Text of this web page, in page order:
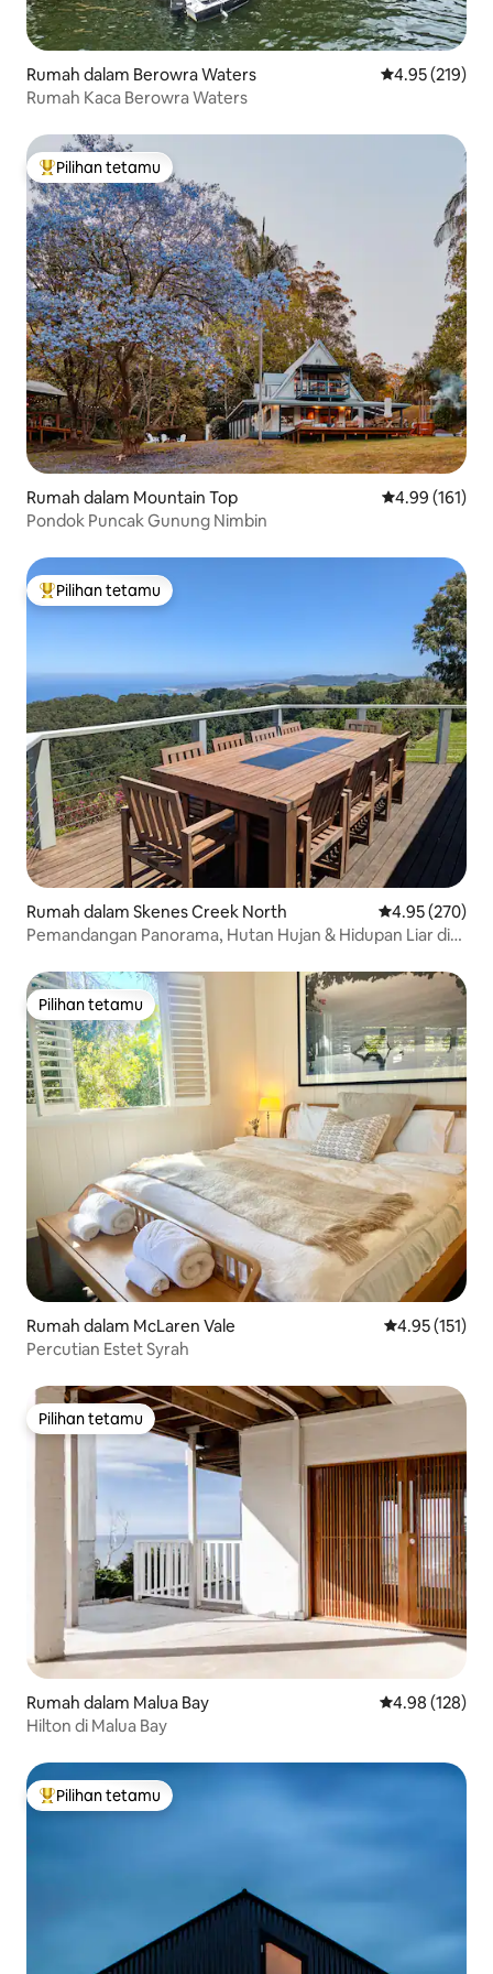
Rumah dalam Berowra Waters Penarafan
4.95 (219)
Rumah Kaca Berowra Waters
Pilihan utama tetamu
Pilihan tetamu
Rumah dalam Mountain Top Penarafan
4.99 (161)
Pondok Puncak Gunung Nimbin
Pilihan utama tetamu
Pilihan tetamu
Rumah dalam Skenes Creek North Penarafan
4.95 (270)
Pemandangan Panorama, Hutan Hujan & Hidupan Liar di
Pilihan tetamu
Pilihan tetamu
Rumah dalam McLaren Vale Penarafan
4.95 (151)
Percutian Estet Syrah
Pilihan tetamu
Pilihan tetamu
Rumah dalam Malua Bay Penarafan
4.98 (128)
Hilton di Malua Bay
Pilihan utama tetamu
Pilihan tetamu